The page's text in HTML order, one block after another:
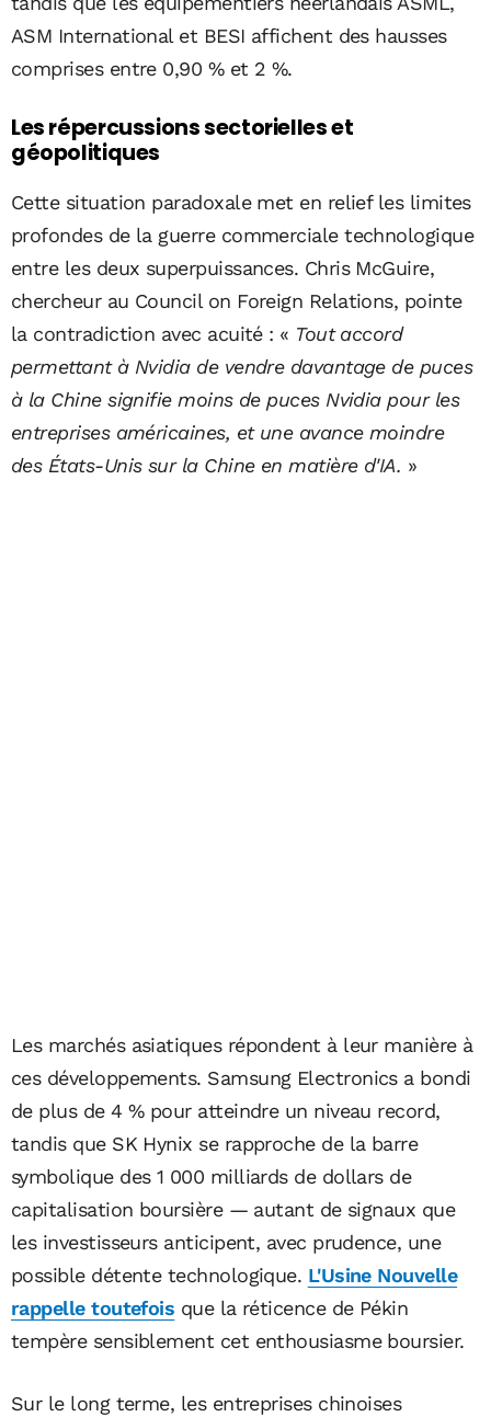
ASM International et BESI affichent des hausses
comprises entre 0,90 % et 2 %.
Les répercussions sectorielles et
géopolitiques
Cette situation paradoxale met en relief les limites
profondes de la guerre commerciale technologique
entre les deux superpuissances. Chris McGuire,
chercheur au Council on Foreign Relations, pointe
la contradiction avec acuité : « Tout accord
permettant à Nvidia de vendre davantage de puces
à la Chine signifie moins de puces Nvidia pour les
entreprises américaines, et une avance moindre
des États-Unis sur la Chine en matière d'IA. »
Les marchés asiatiques répondent à leur manière à
ces développements. Samsung Electronics a bondi
de plus de 4 % pour atteindre un niveau record,
tandis que SK Hynix se rapproche de la barre
symbolique des 1 000 milliards de dollars de
capitalisation boursière — autant de signaux que
les investisseurs anticipent, avec prudence, une
possible détente technologique. L'Usine Nouvelle
rappelle toutefois que la réticence de Pékin
tempère sensiblement cet enthousiasme boursier.
Sur le long terme, les entreprises chinoises